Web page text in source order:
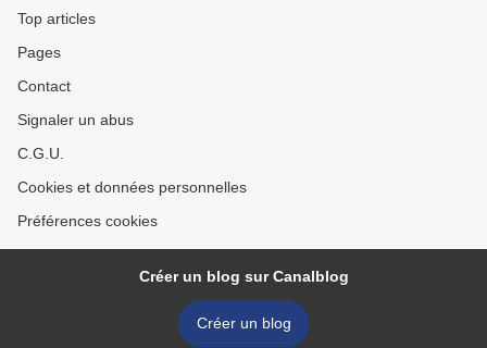
Top articles
Pages
Contact
Signaler un abus
C.G.U.
Cookies et données personnelles
Préférences cookies
Créer un blog sur Canalblog
Créer un blog